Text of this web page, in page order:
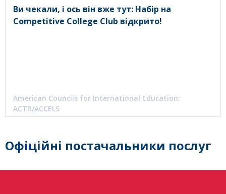
Ви чекали, і ось він вже тут: Набір на
Competitive College Club відкрито!
American Councils for International Education:
ACTR/ACCELS
Офіційні постачальники послуг